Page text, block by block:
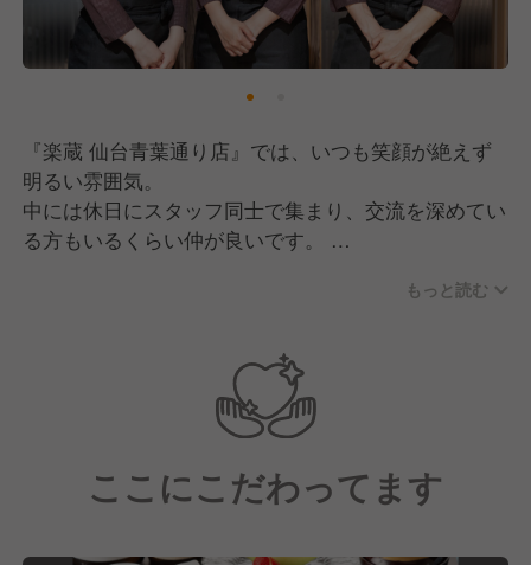
『楽蔵 仙台青葉通り店』では、いつも笑顔が絶えず
明るい雰囲気。
中には休日にスタッフ同士で集まり、交流を深めてい
る方もいるくらい仲が良いです。
"良い空間作りはチームワークが大切"という部分に重
また、ホールと調理場それぞれのエリアマネージャー
が、各エリアごとに1名ずつ在籍。
何かあった時でもすぐに相談できる環境なので、安心
して働けます！
もっと読む
ここにこだわってます